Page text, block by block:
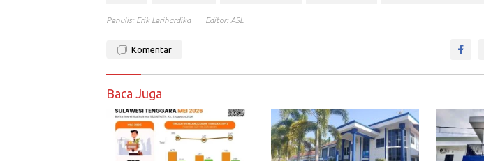
Penulis: Erik Lerihardika Editor: ASL
Komentar
Baca Juga